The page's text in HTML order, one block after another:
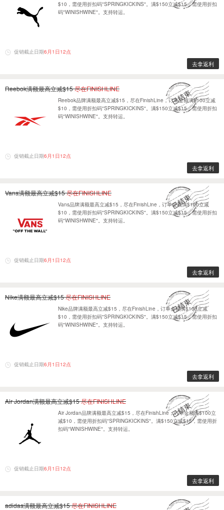
$10，需使用折扣码"SPRINGKICKINS"。满$150立减$15，需使用折扣
码"WINISHWINE"。支持转运。
促销截止日期6月1日12点
去拿返利
Reebok满额最高立减$15尽在FINISHLINE
Reebok品牌满额最高立减$15，尽在FinishLine，订单金额满$100立减
$10，需使用折扣码"SPRINGKICKINS"。满$150立减$15，需使用折扣
码"WINISHWINE"。支持转运。
促销截止日期6月1日12点
去拿返利
Vans满额最高立减$15尽在FINISHLINE
Vans品牌满额最高立减$15，尽在FinishLine，订单金额满$100立减
$10，需使用折扣码"SPRINGKICKINS"。满$150立减$15，需使用折扣
码"WINISHWINE"。支持转运。
促销截止日期6月1日12点
去拿返利
Nike满额最高立减$15尽在FINISHLINE
Nike品牌满额最高立减$15，尽在FinishLine，订单金额满$100立减
$10，需使用折扣码"SPRINGKICKINS"。满$150立减$15，需使用折扣
码"WINISHWINE"。支持转运。
促销截止日期6月1日12点
去拿返利
Air Jordan满额最高立减$15尽在FINISHLINE
Air Jordan品牌满额最高立减$15，尽在FinishLine，订单金额满$100立
减$10，需使用折扣码"SPRINGKICKINS"。满$150立减$15，需使用折
扣码"WINISHWINE"。支持转运。
促销截止日期6月1日12点
去拿返利
adidas满额最高立减$15尽在FINISHLINE